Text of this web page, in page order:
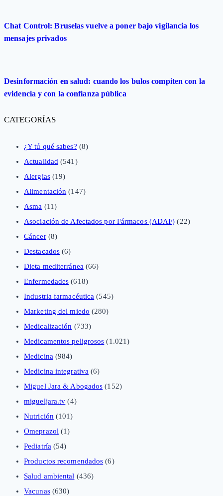
Chat Control: Bruselas vuelve a poner bajo vigilancia los
mensajes privados
Desinformación en salud: cuando los bulos compiten con la
evidencia y con la confianza pública
CATEGORÍAS
¿Y tú qué sabes? (8)
Actualidad (541)
Alergias(19)
Alimentación (147)
Asma (11)
Asociación de Afectados por Fármacos (ADAF) (22)
Cáncer(8)
Destacados (6)
Dieta mediterránea(66)
Enfermedades (618)
Industria farmacéutica (545)
Marketing del miedo (280)
Medicalización (733)
Medicamentos peligrosos (1.021)
Medicina(984)
Medicina integrativa (6)
Miguel Jara & Abogados (152)
migueljara.tv (4)
Nutrición(101)
Omeprazol(1)
Pediatría(54)
Productos recomendados (6)
Salud ambiental (436)
Vacunas(630)